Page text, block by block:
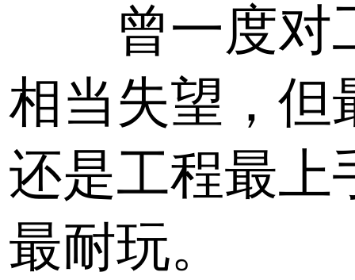
曾一度对
相当失望，但
还是工程最上
最耐玩。